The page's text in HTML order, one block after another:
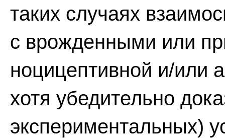
таких случаях
с врожденными или
ноцицептивной и/или
хотя убедительно
экспериментальных)